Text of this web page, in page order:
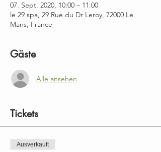
07. Sept. 2020, 10:00 – 11:00
le 29 spa, 29 Rue du Dr Leroy, 72000 Le
Mans, France
Gäste
Alle ansehen
Tickets
Ausverkauft